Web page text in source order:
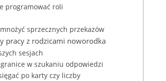
programować roli
sprzecznych przekazów
pracy z rodzicami noworodka
sesjach
w szukaniu odpowiedzi
po karty czy liczby